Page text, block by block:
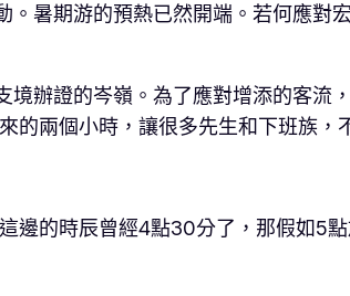
暑期游的預熱已然開端。若何應對
辦證的岑嶺。為了應對增添的客流
的兩個小時，讓很多先生和下班族，
邊的時辰曾經4點30分了，那假如5